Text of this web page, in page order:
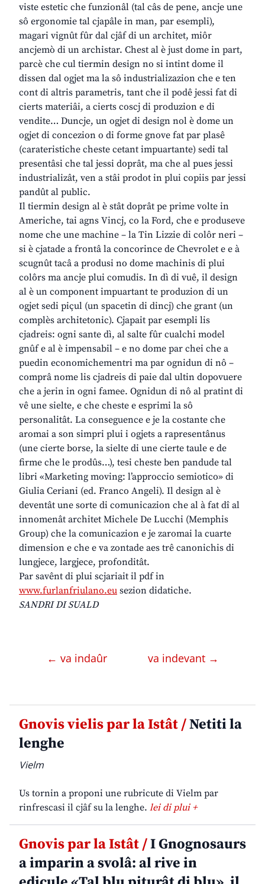
viste estetic che funzionâl (tal câs de pene, ancje une
sô ergonomie tal cjapâle in man, par esempli),
magari vignût fûr dal cjâf di un architet, miôr
ancjemò di un archistar. Chest al è just dome in part,
parcè che cul tiermin design no si intint dome il
dissen dal ogjet ma la sô industrializazion che e ten
cont di altris parametris, tant che il podê jessi fat di
cierts materiâi, a cierts coscj di produzion e di
vendite… Duncje, un ogjet di design nol è dome un
ogjet di concezion o di forme gnove fat par plasê
(carateristiche cheste cetant impuartante) sedi tal
presentâsi che tal jessi doprât, ma che al pues jessi
industrializât, ven a stâi prodot in plui copiis par jessi
pandût al public.
Il tiermin design al è stât doprât pe prime volte in
Americhe, tai agns Vincj, co la Ford, che e produseve
nome che une machine – la Tin Lizzie di colôr neri –
si è cjatade a frontâ la concorince de Chevrolet e e à
scugnût tacâ a produsi no dome machinis di plui
colôrs ma ancje plui comudis. In dì di vuê, il design
al è un component impuartant te produzion di un
ogjet sedi piçul (un spacetin di dincj) che grant (un
complès architetonic). Cjapait par esempli lis
cjadreis: ogni sante dì, al salte fûr cualchi model
gnûf e al è impensabil – e no dome par chei che a
puedin economichementri ma par ognidun di nô –
comprâ nome lis cjadreis di paie dal ultin dopovuere
che a jerin in ogni famee. Ognidun di nô al pratint di
vê une sielte, e che cheste e esprimi la sô
personalitât. La conseguence e je la costante che
aromai a son simpri plui i ogjets a rapresentânus
(une cierte borse, la sielte di une cierte taule e de
firme che le prodûs…), tesi cheste ben pandude tal
libri «Marketing moving: l’approccio semiotico» di
Giulia Ceriani (ed. Franco Angeli). Il design al è
deventât une sorte di comunicazion che al à fat dî al
innomenât architet Michele De Lucchi (Memphis
Group) che la comunicazion e je zaromai la cuarte
dimension e che e va zontade aes trê canonichis di
lungjece, largjece, profonditât.
Par savênt di plui scjariait il pdf in
www.furlanfriulano.eu sezion didatiche.
SANDRI DI SUALD
← va indaûr va indevant →
Gnovis vielis par la Istât /Netiti la
lenghe
Vielm
Us tornin a proponi une rubricute di Vielm par
rinfrescasi il cjâf su la lenghe. lei di plui +
Gnovis par la Istât /I Gnognosaurs
a imparin a svolâ: al rive in